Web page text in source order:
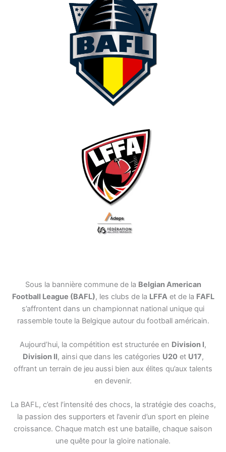
Sous la bannière commune de la Belgian American
Football League (BAFL), les clubs de la LFFA et de la FAFL
s’affrontent dans un championnat national unique qui
rassemble toute la Belgique autour du football américain.
Aujourd’hui, la compétition est structurée en Division I,
Division II, ainsi que dans les catégories U20et U17,
offrant un terrain de jeu aussi bien aux élites qu’aux talents
en devenir.
La BAFL, c’est l’intensité des chocs, la stratégie des coachs,
la passion des supporters et l’avenir d’un sport en pleine
croissance. Chaque match est une bataille, chaque saison
une quête pour la gloire nationale.